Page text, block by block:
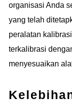
organisasi Anda
yang telah
peralatan
terkalibrasi
menyesuaikan